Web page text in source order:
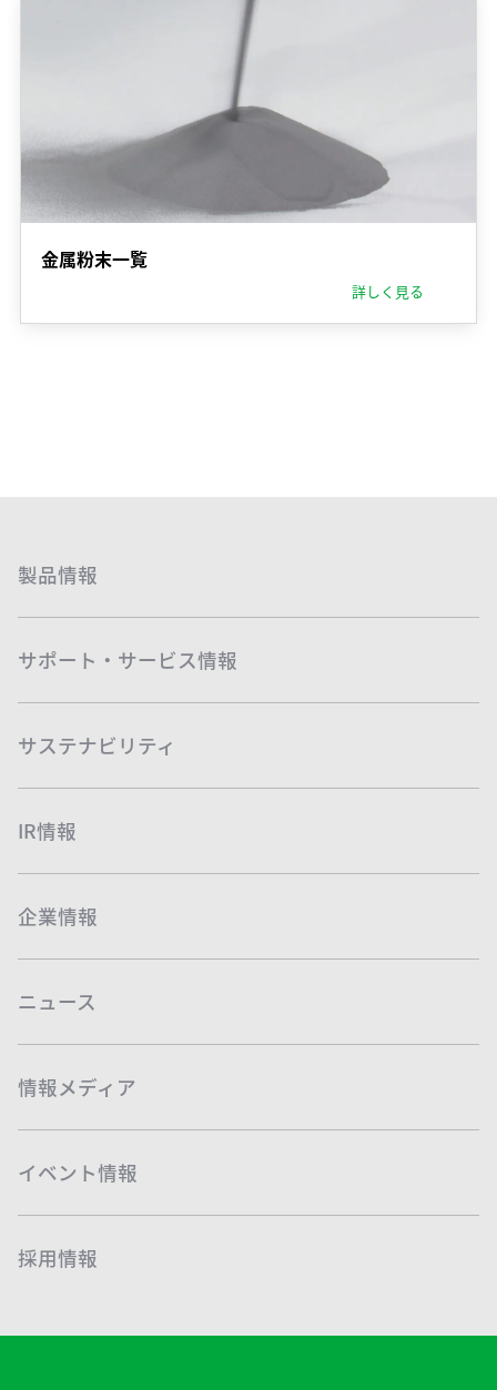
金属粉末一覧
詳しく見る
製品情報
サポート・サービス情報
サステナビリティ
IR情報
企業情報
ニュース
情報メディア
イベント情報
採用情報